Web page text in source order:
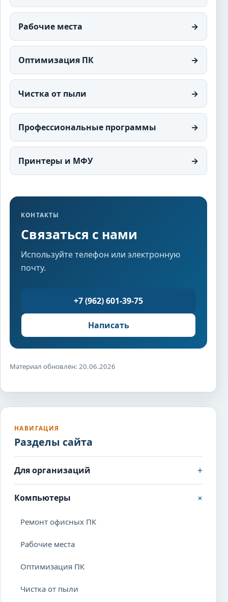
Рабочие места →
Оптимизация ПК →
Чистка от пыли →
Профессиональные программы →
Принтеры и МФУ →
КОНТАКТЫ
Связаться с нами
Используйте телефон или электронную
почту.
+7 (962) 601-39-75
Написать
Материал обновлён: 20.06.2026
НАВИГАЦИЯ
Разделы сайта
Для организаций +
Компьютеры +
Ремонт офисных ПК
Рабочие места
Оптимизация ПК
Чистка от пыли